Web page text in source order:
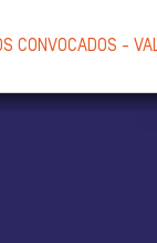
CONVOCADOS -